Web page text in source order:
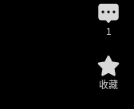
1
收藏